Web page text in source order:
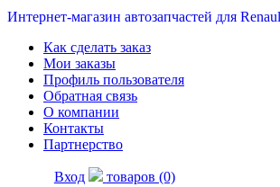
Интернет-магазин автозапчастей для
Как сделать заказ
Мои заказы
Профиль пользователя
Обратная связь
О компании
Контакты
Партнерство
Вход товаров (0)